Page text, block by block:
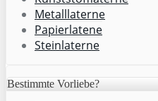
Metalllaterne
Papierlatene
Steinlaterne
Bestimmte Vorliebe?